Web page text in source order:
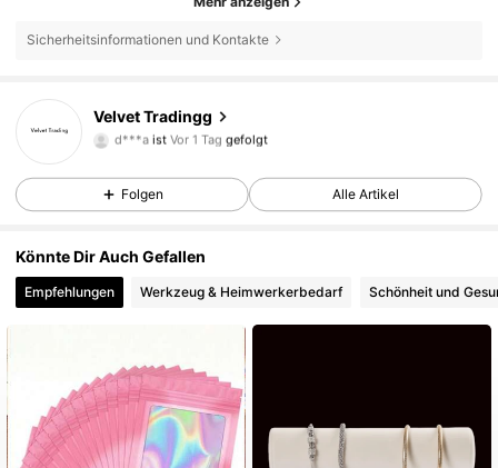
Sicherheitsinformationen und Kontakte
Velvet Tradingg
d***aistVor 1 Taggefolgt
4,00
9 Follower
4,00 9 Follower
9 Follower
4,00 9 Follower
4,00 9 Follower
4,00 9 Follower
4,00 9 Follower
4,00 9 Follower
Folgen Alle Artikel
Könnte Dir Auch Gefallen
Empfehlungen Werkzeug & Heimwerkerbedarf Schönheit und